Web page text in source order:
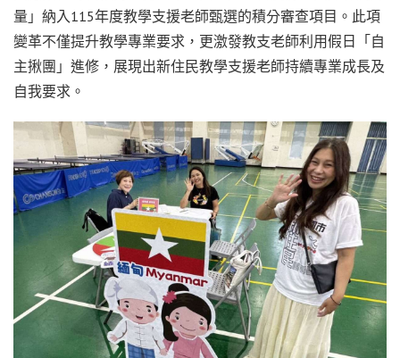
量」納入115年度教學支援老師甄選的積分審查項目。此項
變革不僅提升教學專業要求，更激發教支老師利用假日「自
主揪團」進修，展現出新住民教學支援老師持續專業成長及
自我要求。